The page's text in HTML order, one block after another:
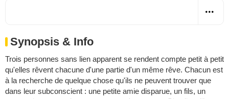
Synopsis & Info
Trois personnes sans lien apparent se rendent compte petit à petit
qu'elles rêvent chacune d'une partie d'un même rêve. Chacun est
à la recherche de quelque chose qu'ils ne peuvent trouver que
dans leur subconscient : une petite amie disparue, un fils, un